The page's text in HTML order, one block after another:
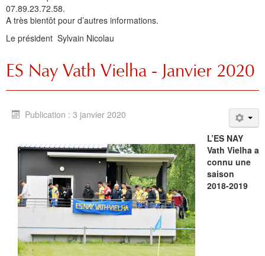
07.89.23.72.58.
A très bientôt pour d’autres informations.
Le président Sylvain Nicolau
ES Nay Vath Vielha - Janvier 2020
Publication : 3 janvier 2020
L’ES NAY
Vath Vielha a
connu une
saison
2018-2019